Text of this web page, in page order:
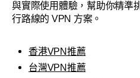
與實際使用體驗，幫助你精準
行路線的 VPN 方案。
香港VPN推薦
台灣VPN推薦